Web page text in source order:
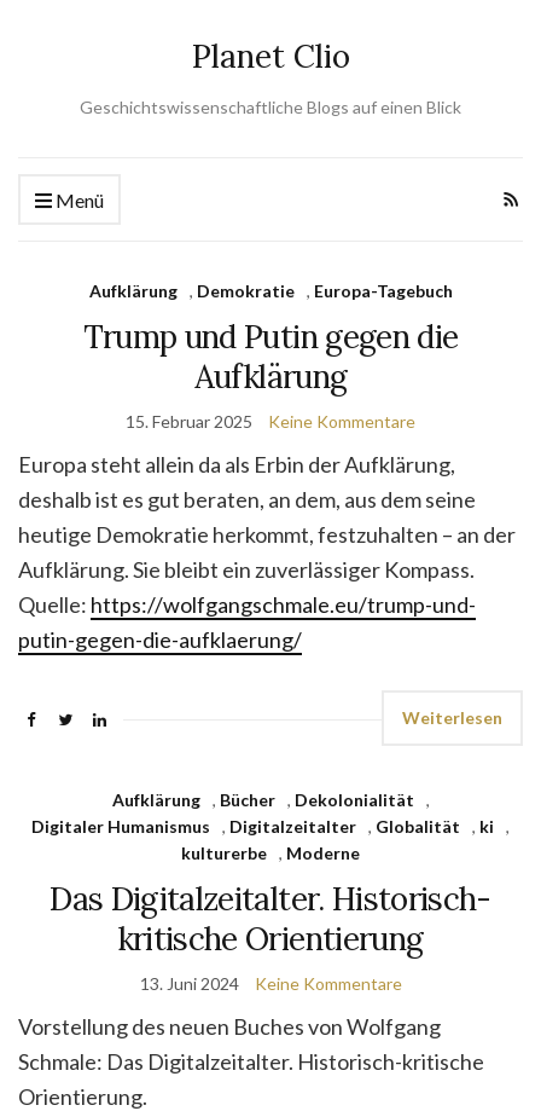
Planet Clio
Geschichtswissenschaftliche Blogs auf einen Blick
Menü
Aufklärung , Demokratie , Europa-Tagebuch
Trump und Putin gegen die
Aufklärung
15. Februar 2025 Keine Kommentare
Europa steht allein da als Erbin der Aufklärung,
deshalb ist es gut beraten, an dem, aus dem seine
heutige Demokratie herkommt, festzuhalten – an der
Aufklärung. Sie bleibt ein zuverlässiger Kompass.
Quelle: https://wolfgangschmale.eu/trump-und-
putin-gegen-die-aufklaerung/
Weiterlesen
Aufklärung , Bücher , Dekolonialität
,
Digitaler Humanismus
, Digitalzeitalter , Globalität , ki
,
kulturerbe , Moderne
Das Digitalzeitalter. Historisch-
kritische Orientierung
13. Juni 2024 Keine Kommentare
Vorstellung des neuen Buches von Wolfgang
Schmale: Das Digitalzeitalter. Historisch-kritische
Orientierung.